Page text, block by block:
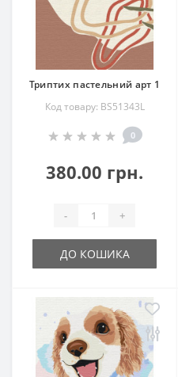
Триптих пастельний арт 1
Код товару: BS51343L
0
380.00 грн.
- +
ДО КОШИКА